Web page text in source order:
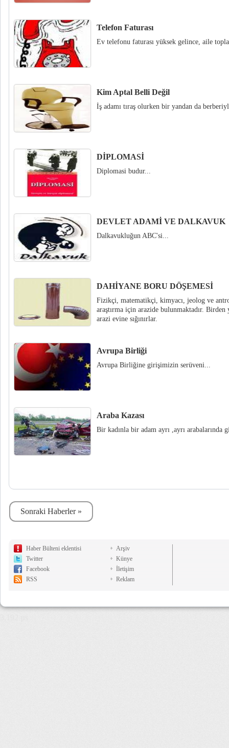
Telefon Faturası
Ev telefonu faturası yüksek gelince, aile
Kim Aptal Belli Değil
İş adamı tıraş olurken bir yandan da
DİPLOMASİ
Diplomasi budur...
DEVLET ADAMİ VE DALKAVUK
Dalkavukluğun ABC'si...
DAHİYANE BORU DÖŞEMESİ
Fizikçi, matematikçi, kimyacı, jeolog ve
araştırma için arazide bulunmaktadır. Birden
arazi evine sığınırlar.
Avrupa Birliği
Avrupa Birliğine girişimizin serüveni...
Araba Kazası
Bir kadınla bir adam ayrı ,ayrı arabalarında
Sonraki Haberler »
Haber Bülteni eklentisi
Twitter
Facebook
RSS
Arşiv
Künye
İletişim
Reklam